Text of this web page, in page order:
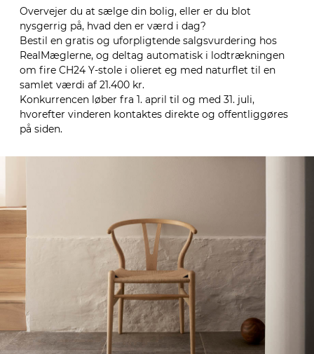
Overvejer du at sælge din bolig, eller er du blot
nysgerrig på, hvad den er værd i dag?
Bestil en gratis og uforpligtende salgsvurdering hos
RealMæglerne, og deltag automatisk i lodtrækningen
om fire CH24 Y-stole i olieret eg med naturflet til en
samlet værdi af 21.400 kr.
Konkurrencen løber fra 1. april til og med 31. juli,
hvorefter vinderen kontaktes direkte og offentliggøres
på siden.